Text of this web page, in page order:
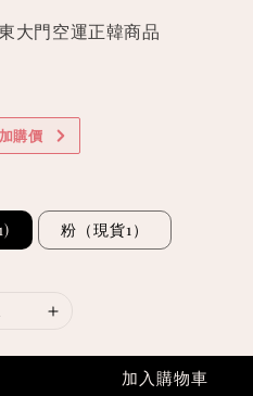
門空運正韓商品
購價
粉（現貨1）
加入購物車